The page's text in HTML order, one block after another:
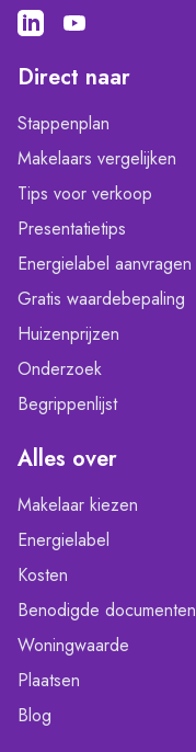
Direct naar
Stappenplan
Makelaars vergelijken
Tips voor verkoop
Presentatietips
Energielabel aanvragen
Gratis waardebepaling
Huizenprijzen
Onderzoek
Begrippenlijst
Alles over
Makelaar kiezen
Energielabel
Kosten
Benodigde documenten
Woningwaarde
Plaatsen
Blog